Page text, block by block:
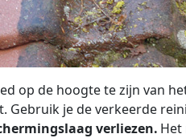
op de hoogte te zijn van
je de verkeerde
verliezen. Het